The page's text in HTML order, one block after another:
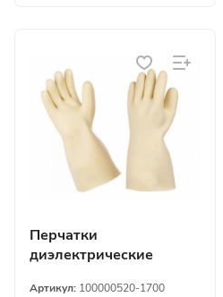
Перчатки
диэлектрические
Артикул: 100000520-1700